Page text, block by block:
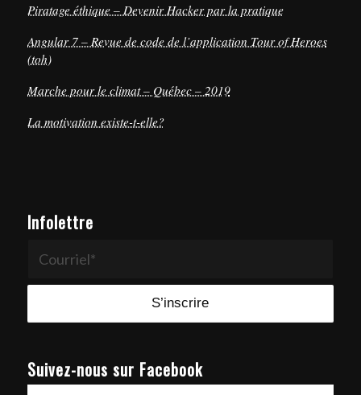
Piratage éthique – Devenir Hacker par la pratique
Angular 7 – Revue de code de l’application Tour of Heroes
(toh)
Marche pour le climat – Québec – 2019
La motivation existe-t-elle?
Infolettre
Suivez-nous sur Facebook